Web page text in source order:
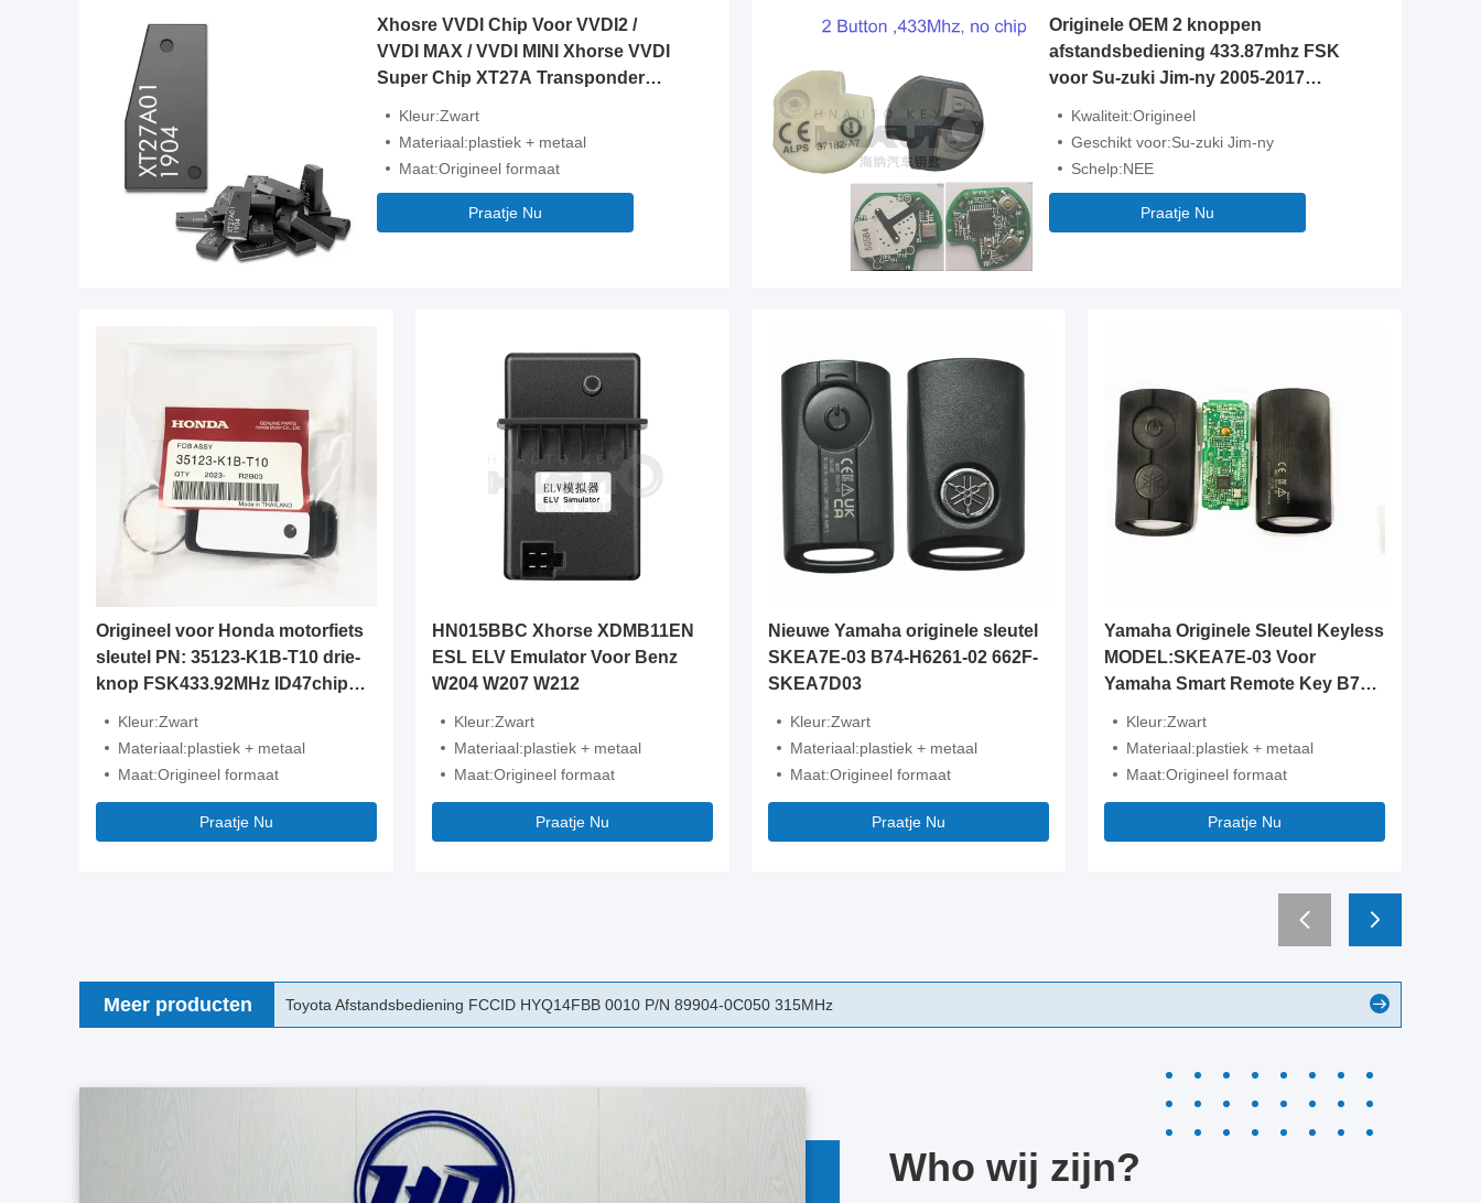
Xhosre VVDI Chip Voor VVDI2 /
VVDI MAX / VVDI MINI Xhorse VVDI
Super Chip XT27A Transponder
Kleur:Zwart
Materiaal:plastiek + metaal
Maat:Origineel formaat
Praatje Nu
Originele OEM 2 knoppen
afstandsbediening 433.87mhz FSK
voor Su-zuki Jim-ny 2005-2017
besturing voor groothandel MOQ
Kwaliteit:Origineel
Geschikt voor:Su-zuki Jim-ny
Schelp:NEE
Praatje Nu
Origineel voor Honda motorfiets
sleutel PN: 35123-K1B-T10 drie-
knop FSK433.92MHz ID47chip
Kleur:Zwart
Materiaal:plastiek + metaal
Maat:Origineel formaat
Praatje Nu
HN015BBC Xhorse XDMB11EN
ESL ELV Emulator Voor Benz
W204 W207 W212
Kleur:Zwart
Materiaal:plastiek + metaal
Maat:Origineel formaat
Praatje Nu
Nieuwe Yamaha originele sleutel
SKEA7E-03 B74-H6261-02 662F-
SKEA7D03
Kleur:Zwart
Materiaal:plastiek + metaal
Maat:Origineel formaat
Praatje Nu
Yamaha Originele Sleutel Keyless
MODEL:SKEA7E-03 Voor
Yamaha Smart Remote Key B74-
Kleur:Zwart
Materiaal:plastiek + metaal
Maat:Origineel formaat
Praatje Nu
Meer producten Oorspronkelijke Mercedes Benz stuur ELV motor richting slot motor W204 W212 stuurkolom
Who wij zijn?